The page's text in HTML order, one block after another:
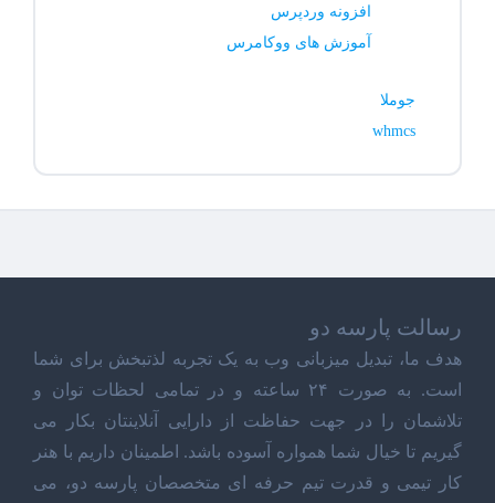
افزونه وردپرس
آموزش های ووکامرس
جوملا
whmcs
رسالت پارسه دو
هدف ما، تبدیل میزبانی وب به یک تجربه لذتبخش برای شما
است. به صورت ۲۴ ساعته و در تمامی لحظات توان و
تلاشمان را در جهت حفاظت از دارایی آنلاینتان بکار می
گیریم تا خیال شما همواره آسوده باشد. اطمینان داریم با هنر
کار تیمی و قدرت تیم حرفه ای متخصصان پارسه دو، می